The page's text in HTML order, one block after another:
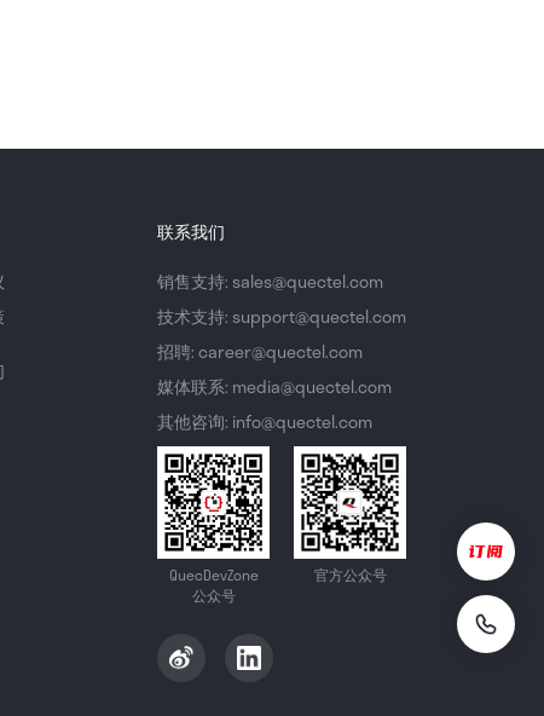
联系我们
销售支持: sales@quectel.com
技术支持: support@quectel.com
招聘: career@quectel.com
媒体联系: media@quectel.com
其他咨询: info@quectel.com
QuecDevZone
公众号
官方公众号